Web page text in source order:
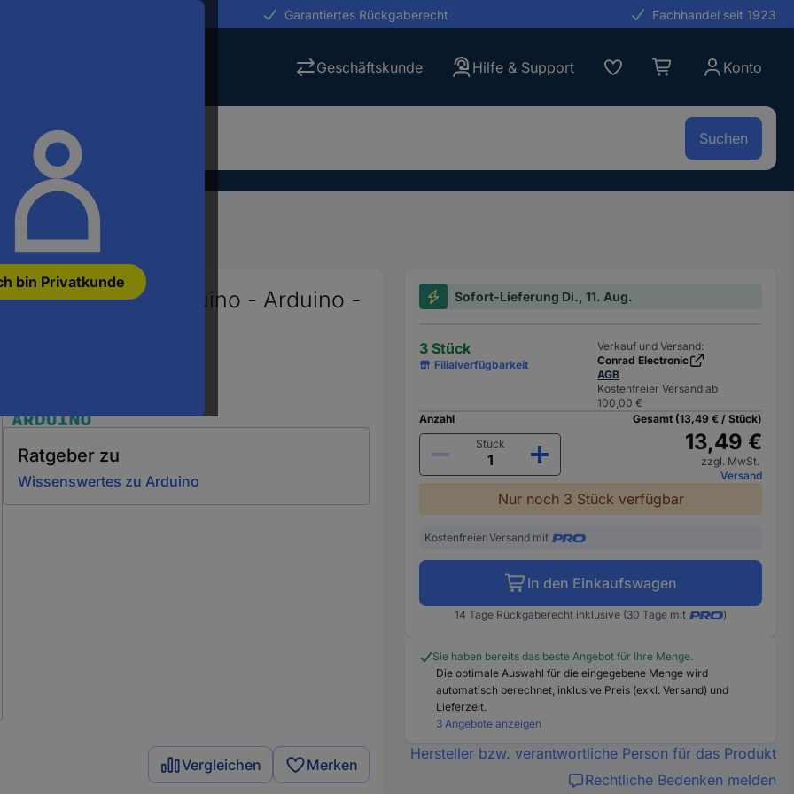
bin Privatkunde
Garantiertes Rückgaberecht Fachhandel seit 1923
Geschäftskunde Hilfe & Support Konto
Suchen
Arduino Shields
- Arduino - Arduino -
Ratgeber zu
Wissenswertes zu Arduino
Vergleichen Merken
Sofort-Lieferung Di., 11. Aug.
3 Stück
Filialverfügbarkeit
Verkauf und Versand:
Conrad Electronic
AGB
Kostenfreier Versand ab
100,00 €
Anzahl
Stück
Gesamt (13,49 € / Stück)
13,49 €
zzgl. MwSt.
Versand
Nur noch 3 Stück verfügbar
Kostenfreier Versand mit
In den Einkaufswagen
14 Tage Rückgaberecht inklusive (30 Tage mit )
Sie haben bereits das beste Angebot für Ihre Menge.
Die optimale Auswahl für die eingegebene Menge wird
automatisch berechnet, inklusive Preis (exkl. Versand) und
Lieferzeit.
3 Angebote anzeigen
Hersteller bzw. verantwortliche Person für das Produkt
Rechtliche Bedenken melden